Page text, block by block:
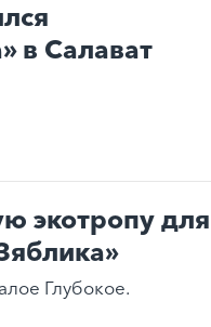
в Салават
экотропу для
Глубокое.